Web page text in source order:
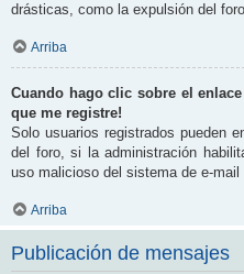
drásticas, como la expulsión del
Arriba
Cuando hago clic sobre el
que me registre!
Solo usuarios registrados pueden
del foro, si la administración
uso malicioso del sistema de e-mail
Arriba
Publicación de mensajes